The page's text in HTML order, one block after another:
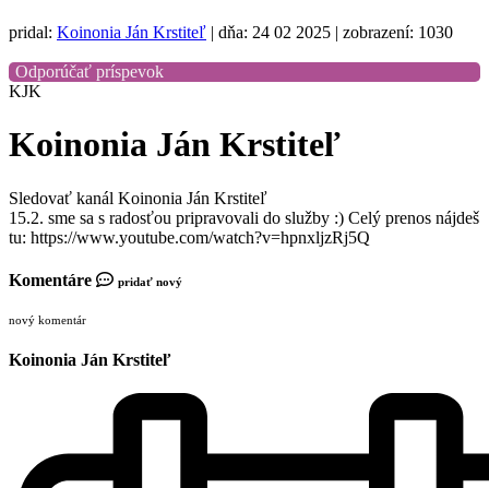
pridal: Koinonia Ján Krstiteľ | dňa: 24 02 2025 | zobrazení: 1030
Odporúčať príspevok
KJK
Koinonia Ján Krstiteľ
Sledovať kanál Koinonia Ján Krstiteľ
15.2. sme sa s radosťou pripravovali do služby :) Celý prenos nájdeš
tu: https://www.youtube.com/watch?v=hpnxljzRj5Q
Komentáre pridať nový
nový komentár
Koinonia Ján Krstiteľ